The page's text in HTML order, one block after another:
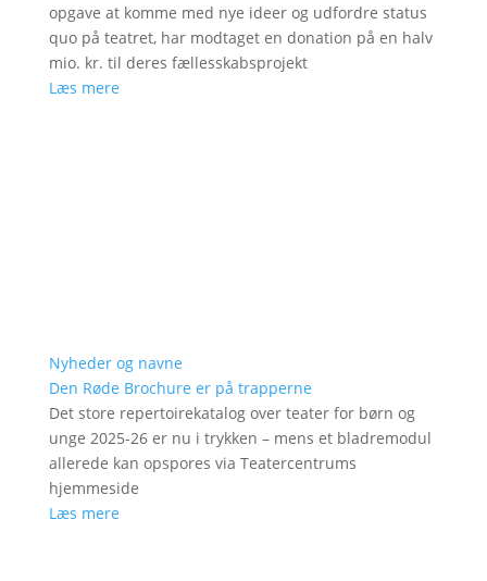
opgave at komme med nye ideer og udfordre status
quo på teatret, har modtaget en donation på en halv
mio. kr. til deres fællesskabsprojekt
Læs mere
Nyheder og navne
Den Røde Brochure er på trapperne
Det store repertoirekatalog over teater for børn og
unge 2025-26 er nu i trykken – mens et bladremodul
allerede kan opspores via Teatercentrums
hjemmeside
Læs mere